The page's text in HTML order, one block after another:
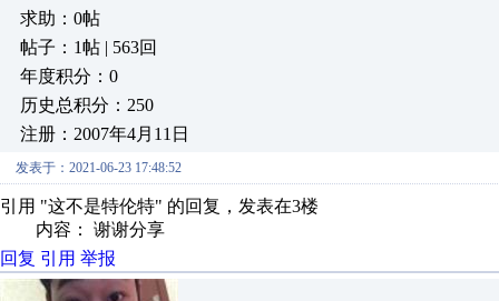
求助：0帖
帖子：1帖 | 563回
年度积分：0
历史总积分：250
注册：2007年4月11日
发表于：2021-06-23 17:48:52
引用 "这不是特伦特" 的回复，发表在3楼
内容： 谢谢分享
回复 引用 举报